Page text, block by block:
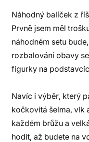
Náhodný balíček z
Prvně jsem měl
náhodném setu
rozbalování obavy
figurky na
Navíc i výběr, který
kočkovitá šelma, vlk
každém brůžu a
hodit, až budete na